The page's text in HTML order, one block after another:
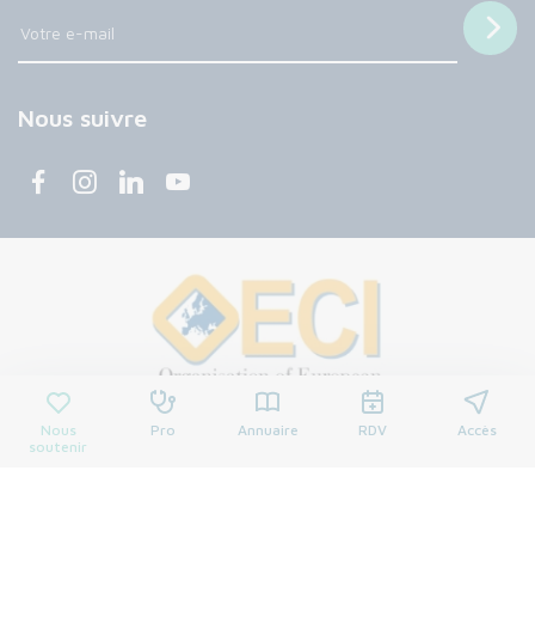
Nous
soutenir
Pro Annuaire RDV Accès
Nous suivre